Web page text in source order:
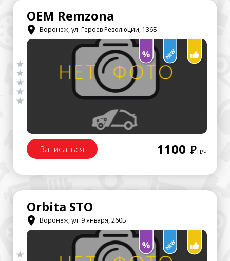
OEM Remzona
Воронеж, ул. Героев Революции, 136Б
Записаться 1100 Рн/ч
Orbita STO
Воронеж, ул. 9 января, 260Б